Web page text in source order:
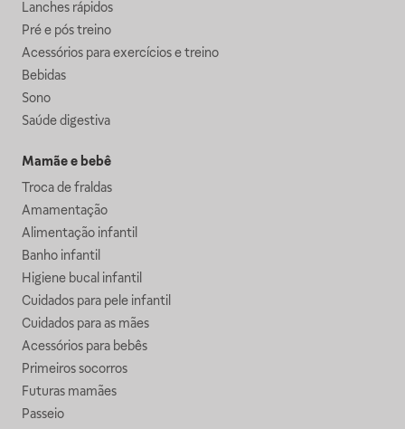
Lanches rápidos
Pré e pós treino
Acessórios para exercícios e treino
Bebidas
Sono
Saúde digestiva
Mamãe e bebê
Troca de fraldas
Amamentação
Alimentação infantil
Banho infantil
Higiene bucal infantil
Cuidados para pele infantil
Cuidados para as mães
Acessórios para bebês
Primeiros socorros
Futuras mamães
Passeio